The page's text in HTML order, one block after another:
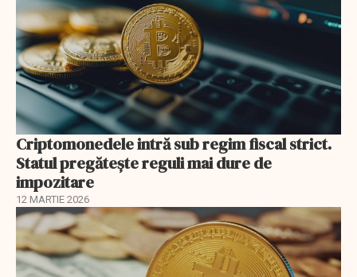
Criptomonedele intră sub regim fiscal strict.
Statul pregătește reguli mai dure de
impozitare
12 MARTIE 2026